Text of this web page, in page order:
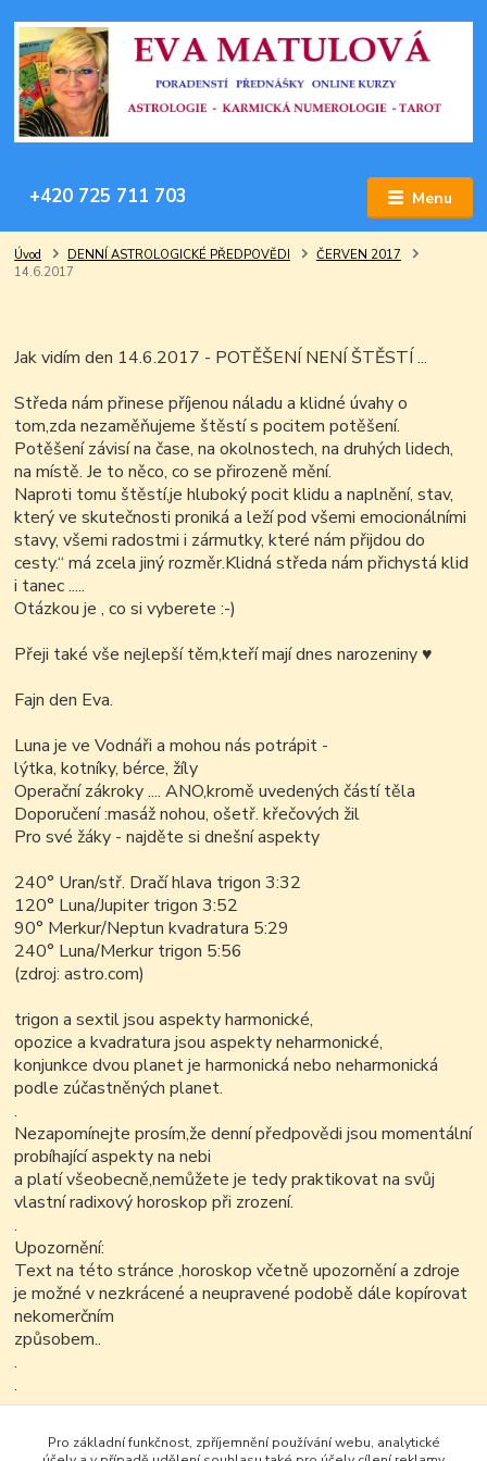
Menu
+420 725 711 703
Úvod DENNÍ ASTROLOGICKÉ PŘEDPOVĚDI
ČERVEN 2017
14.6.2017
Jak vidím den 14.6.2017 - POTĚŠENÍ NENÍ ŠTĚSTÍ ...
Středa nám přinese příjenou náladu a klidné úvahy o
tom,zda nezaměňujeme štěstí s pocitem potěšení.
Potěšení závisí na čase, na okolnostech, na druhých lidech,
na místě. Je to něco, co se přirozeně mění.
Naproti tomu štěstí,je hluboký pocit klidu a naplnění, stav,
který ve skutečnosti proniká a leží pod všemi emocionálními
stavy, všemi radostmi i zármutky, které nám přijdou do
cesty.“ má zcela jiný rozměr.Klidná středa nám přichystá klid
i tanec .....
Otázkou je , co si vyberete :-)
Přeji také vše nejlepší těm,kteří mají dnes narozeniny♥
Fajn den Eva.
Luna je ve Vodnáři a mohou nás potrápit -
lýtka, kotníky, bérce, žíly
Operační zákroky .... ANO,kromě uvedených částí těla
Doporučení :masáž nohou, ošetř. křečových žil
Pro své žáky - najděte si dnešní aspekty
240° Uran/stř. Dračí hlava trigon 3:32
120° Luna/Jupiter trigon 3:52
90° Merkur/Neptun kvadratura 5:29
240° Luna/Merkur trigon 5:56
(zdroj: astro.com)
trigon a sextil jsou aspekty harmonické,
opozice a kvadratura jsou aspekty neharmonické,
konjunkce dvou planet je harmonická nebo neharmonická
podle zúčastněných planet.
.
Nezapomínejte prosím,že denní předpovědi jsou momentální
probíhající aspekty na nebi
a platí všeobecně,nemůžete je tedy praktikovat na svůj
vlastní radixový horoskop při zrození.
.
Upozornění:
Text na této stránce ,horoskop včetně upozornění a zdroje
je možné v nezkrácené a neupravené podobě dále kopírovat
nekomerčním
způsobem..
.
.
.
Pro základní funkčnost, zpříjemnění používání webu, analytické